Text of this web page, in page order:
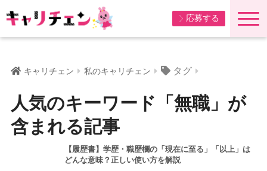
応募する
キャリチェン 私のキャリチェン タグ
人気のキーワード「無職」が
含まれる記事
【履歴書】学歴・職歴欄の「現在に至る」「以上」は
どんな意味？正しい使い方を解説